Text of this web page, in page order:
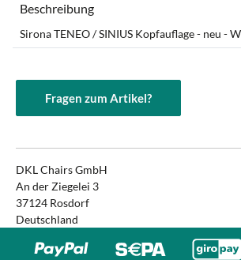
Beschreibung
Sirona TENEO / SINIUS Kopfauflage - neu -
Fragen zum Artikel?
DKL Chairs GmbH
An der Ziegelei 3
37124 Rosdorf
Deutschland